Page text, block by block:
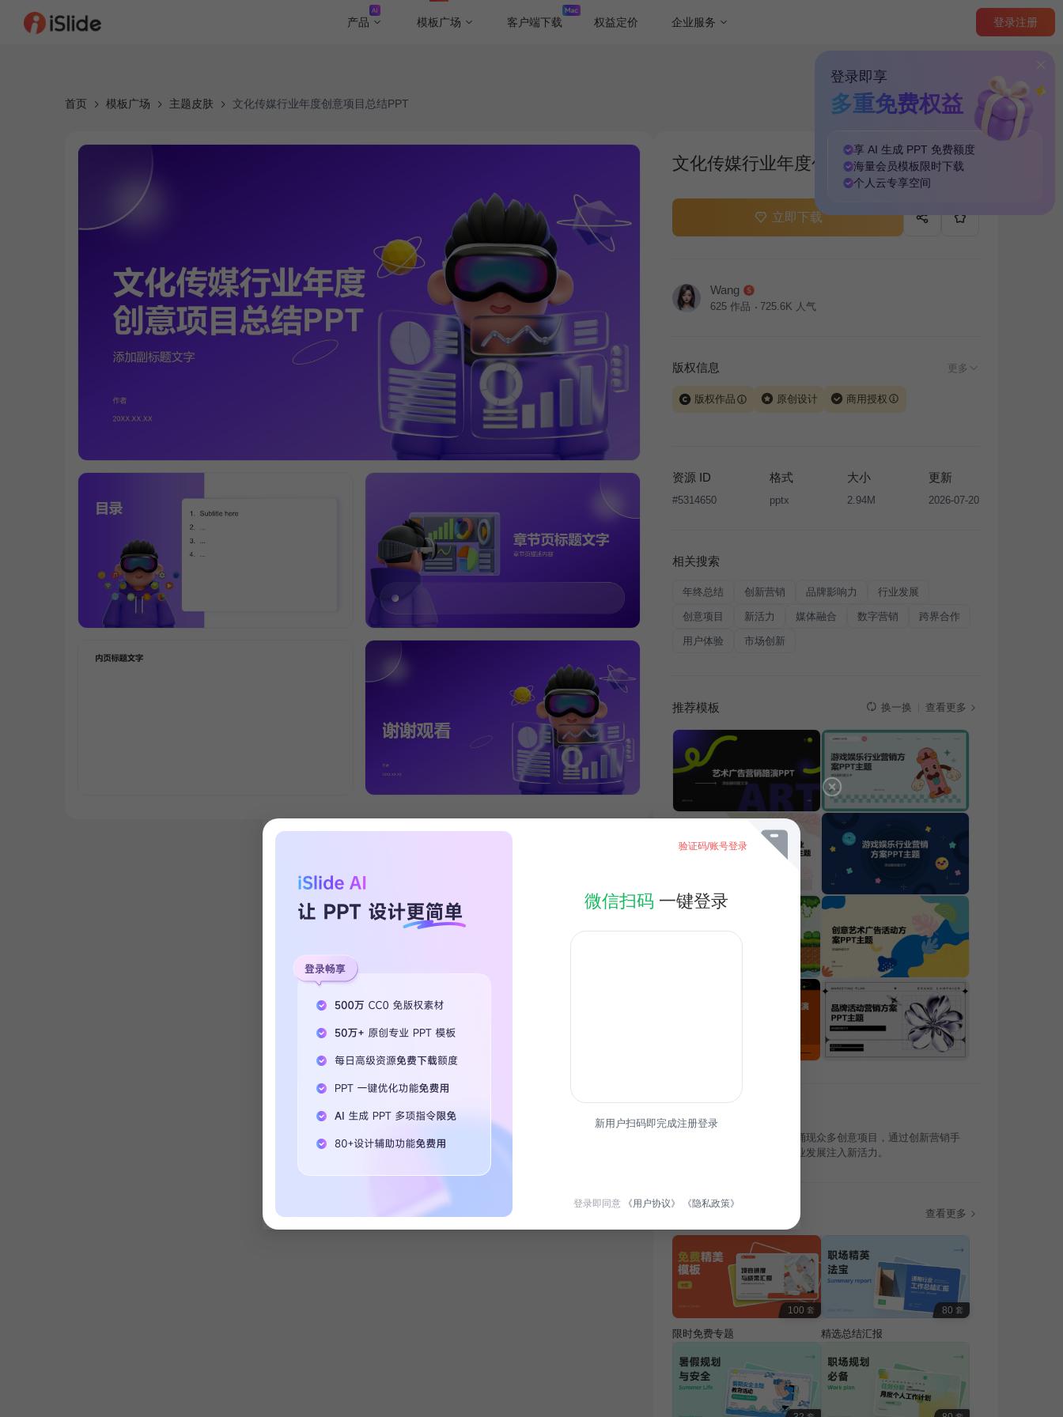
产品 模板广场 客户端下载 权益定价 企业服务 登录注册
登录即享
多重免费权益
享 AI 生成 PPT 免费额度
海量会员模板 限时下载
个人云专享空间
首页 模板广场 主题皮肤 文化传媒行业年度创意项目总结PPT
文化传媒行业年度创意项目总结PPT
立即下载
Wang
625 作品 725.6K 人气
版权信息 更多
版权作品 原创设计 商用授权
让、出售或出租，未经投权许可任何人不得擅自转载和分发，否则
将接照我国著作权法的相关规定承担相应法律责任。
资源 ID
#5314650
格式
pptx
大小
2.94M
更新
2026-07-20
相关搜索
年终总结 创新营销 品牌影响力 行业发展
创意项目 新活力 媒体融合 数字营销 跨界合作
用户体验 市场创新
推荐模板 换一换 查看更多
本年度，我国文化传媒行业涌现众多创意项目，通过创新营销手
段，提升品牌影响力，为行业发展注入新活力。
查看更多
100 套
限时免费专题
80 套
精选总结汇报
验证码/账号登录
微信扫码 一键登录
新用户扫码即完成注册登录
登录即同意 《用户协议》 《隐私政策》